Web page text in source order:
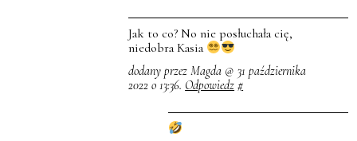
Jak to co? No nie posłuchała cię,
niedobra Kasia
dodany przez Magda @ 31 października
2022 o 13:36. Odpowiedz #